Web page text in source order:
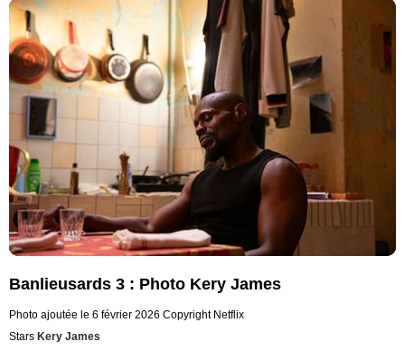
Banlieusards 3 : Photo Kery James
Photo ajoutée le 6 février 2026 Copyright Netflix
Stars Kery James